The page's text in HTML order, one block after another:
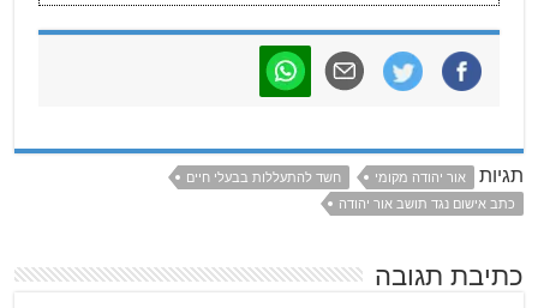
תגיות אור יהודה מקומי
חשד להתעללות בבעלי חיים
כתב אישום נגד תושב אור יהודה
כתיבת תגובה